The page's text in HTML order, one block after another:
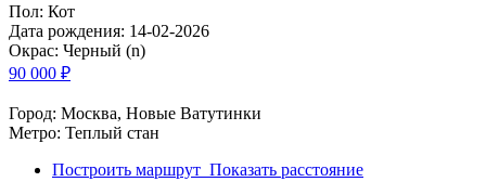
Пол: Кот
Дата рождения: 14-02-2026
Окрас: Черный (n)
90 000 ₽
Город: Москва, Новые Ватутинки
Метро: Теплый стан
Построить маршрут Показать расстояние